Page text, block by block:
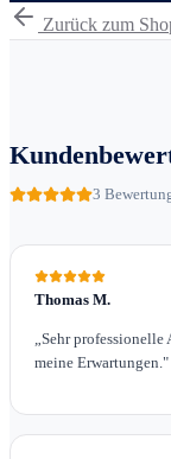
Zurück zum
3
Thomas M.
Sehr
meine Erwartungen. "